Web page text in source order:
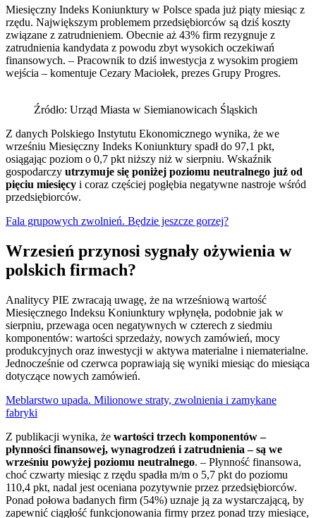
Miesięczny Indeks Koniunktury w Polsce spada już piąty miesiąc z
rzędu. Największym problemem przedsiębiorców są dziś koszty
związane z zatrudnieniem. Obecnie aż 43% firm rezygnuje z
zatrudnienia kandydata z powodu zbyt wysokich oczekiwań
finansowych. – Pracownik to dziś inwestycja z wysokim progiem
wejścia – komentuje Cezary Maciołek, prezes Grupy Progres.
Źródło: Urząd Miasta w Siemianowicach Śląskich
Z danych Polskiego Instytutu Ekonomicznego wynika, że we
wrześniu Miesięczny Indeks Koniunktury spadł do 97,1 pkt,
osiągając poziom o 0,7 pkt niższy niż w sierpniu. Wskaźnik
gospodarczy utrzymuje się poniżej poziomu neutralnego już od
pięciu miesięcy i coraz częściej pogłębia negatywne nastroje wśród
przedsiębiorców.
Fala grupowych zwolnień. Będzie jeszcze gorzej?
Wrzesień przynosi sygnały ożywienia w
polskich firmach?
Analitycy PIE zwracają uwagę, że na wrześniową wartość
Miesięcznego Indeksu Koniunktury wpłynęła, podobnie jak w
sierpniu, przewaga ocen negatywnych w czterech z siedmiu
komponentów: wartości sprzedaży, nowych zamówień, mocy
produkcyjnych oraz inwestycji w aktywa materialne i niematerialne.
Jednocześnie od czerwca poprawiają się wyniki miesiąc do miesiąca
dotyczące nowych zamówień.
Meblarstwo upada. Milionowe straty, zwolnienia i zamykane
fabryki
Z publikacji wynika, że wartości trzech komponentów –
płynności finansowej, wynagrodzeń i zatrudnienia – są we
wrześniu powyżej poziomu neutralnego. – Płynność finansowa,
choć czwarty miesiąc z rzędu spadła m/m o 5,7 pkt do poziomu
110,4 pkt, nadal jest oceniana pozytywnie przez przedsiębiorców.
Ponad połowa badanych firm (54%) uznaje ją za wystarczającą, by
zapewnić ciągłość funkcjonowania firmy przez ponad trzy miesiące,